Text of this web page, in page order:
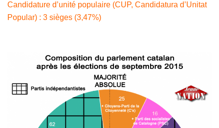
Candidature d’unité populaire (CUP, Candidatura d’Unitat
Popular) : 3 sièges (3,47%)